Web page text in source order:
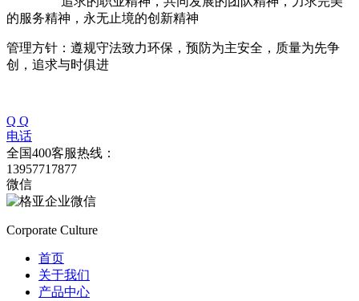
的服务精神，永无止境的创新精神
管理方针：遵规守法致力环保，预防为主安全，质量为先争
创，追求与时俱进
Q Q
电话
全国400客服热线：
13957717877
微信
Corporate Culture
首页
关于我们
产品中心